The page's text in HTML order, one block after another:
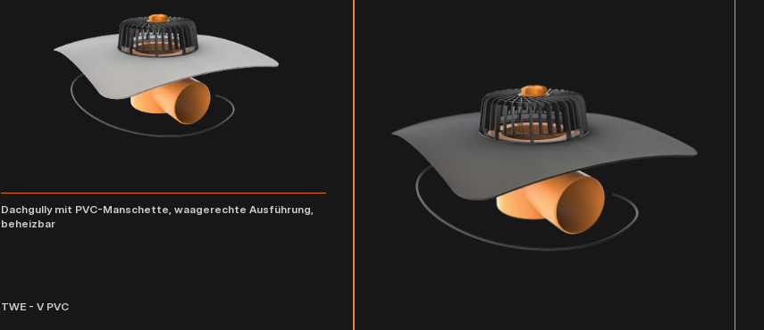
Dachgully mit PVC-Manschette, waagerechte Ausführung,
beheizbar
TWE - V PVC